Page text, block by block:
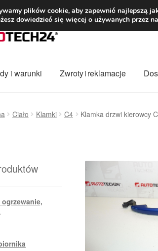
DOSTAWA od 31 zł
i warunki Zwroty i reklamacje
Ciało Klamki C4 Klamka drzwi kierowcy
plików cookie, aby zapewnić najlepszą
dowiedzieć się więcej o używanych przez